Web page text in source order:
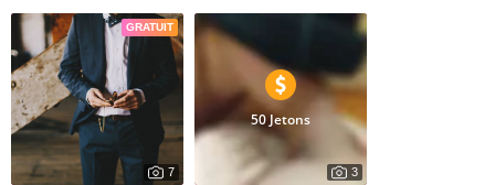
GRATUIT
7
50 Jetons
3